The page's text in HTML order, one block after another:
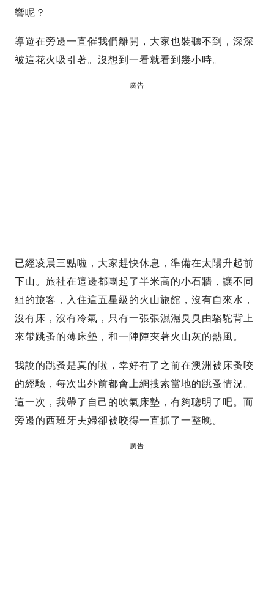
響呢？
導遊在旁邊一直催我們離開，大家也裝聽不到，深深
被這花火吸引著。沒想到一看就看到幾小時。
廣告
已經凌晨三點啦，大家趕快休息，準備在太陽升起前
下山。旅社在這邊都團起了半米高的小石牆，讓不同
組的旅客，入住這五星級的火山旅館，沒有自來水，
沒有床，沒有冷氣，只有一張張濕濕臭臭由駱駝背上
來帶跳蚤的薄床墊，和一陣陣夾著火山灰的熱風。
我說的跳蚤是真的啦，幸好有了之前在澳洲被床蚤咬
的經驗，每次出外前都會上網搜索當地的跳蚤情況。
這一次，我帶了自己的吹氣床墊，有夠聰明了吧。而
旁邊的西班牙夫婦卻被咬得一直抓了一整晚。
廣告